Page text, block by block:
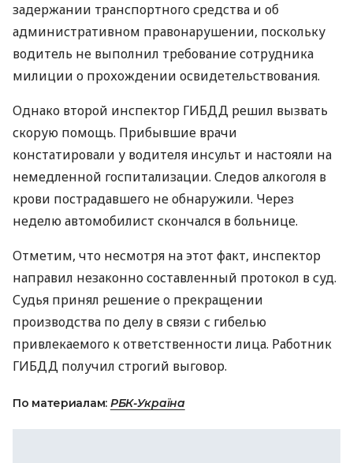
задержании транспортного средства и об
административном правонарушении, поскольку
водитель не выполнил требование сотрудника
милиции о прохождении освидетельствования.
Однако второй инспектор ГИБДД решил вызвать
скорую помощь. Прибывшие врачи
констатировали у водителя инсульт и настояли на
немедленной госпитализации. Следов алкоголя в
крови пострадавшего не обнаружили. Через
неделю автомобилист скончался в больнице.
Отметим, что несмотря на этот факт, инспектор
направил незаконно составленный протокол в суд.
Судья принял решение о прекращении
производства по делу в связи с гибелью
привлекаемого к ответственности лица. Работник
ГИБДД получил строгий выговор.
По материалам: РБК-Україна